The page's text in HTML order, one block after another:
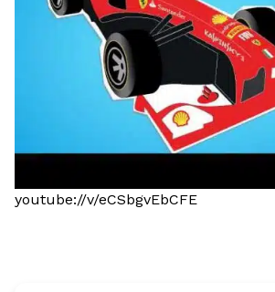
youtube://v/eCSbgvEbCFE